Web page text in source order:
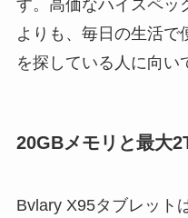
す。高価なハイスペッ
よりも、毎日の生活で
を探している人に向い
20GBメモリと最大
Bvlary X95タブレット